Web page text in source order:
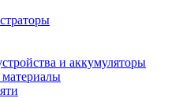
и аккумуляторы